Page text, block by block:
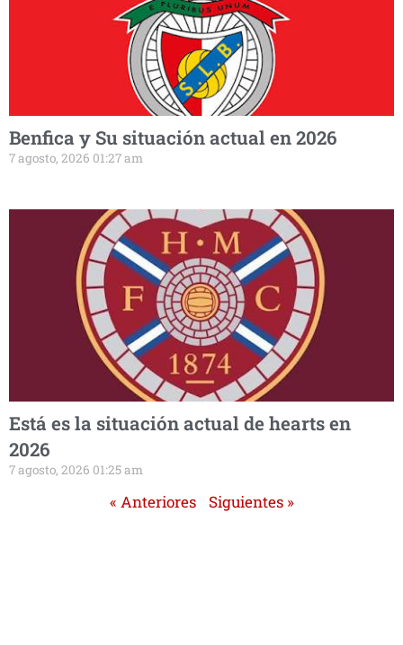
Benfica y Su situación actual en 2026
7 agosto, 2026 01:27 am
Está es la situación actual de hearts en
2026
7 agosto, 2026 01:25 am
« Anteriores Siguientes »